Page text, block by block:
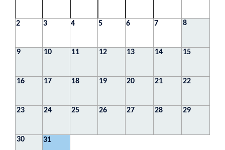
2 3 4 5 6 7 8
9 10 11 12 13 14 15
16 17 18 19 20 21 22
23 24 25 26 27 28 29
30 31